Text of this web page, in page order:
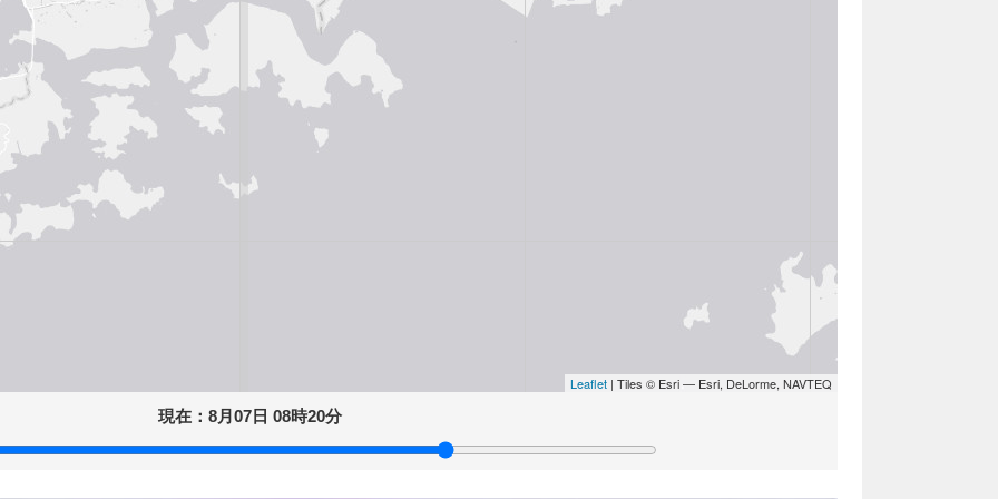
Leaflet | Tiles © Esri — Esri, DeLorme, NAVTEQ
現在： 8月07日 08時20分